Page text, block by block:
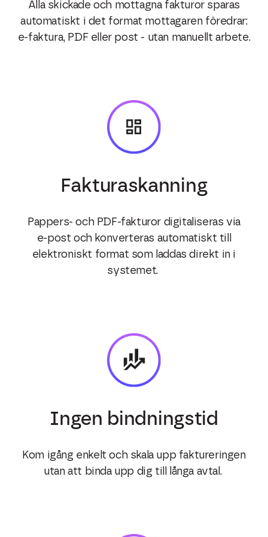
Alla skickade och mottagna fakturor sparas
automatiskt i det format mottagaren föredrar:
e-faktura, PDF eller post - utan manuellt arbete.
Fakturaskanning
Pappers- och PDF-fakturor digitaliseras via
e‑post och konverteras automatiskt till
elektroniskt format som laddas direkt in i
systemet.
Ingen bindningstid
Kom igångenkelt och skala upp faktureringen
utan att binda upp dig till långa avtal .